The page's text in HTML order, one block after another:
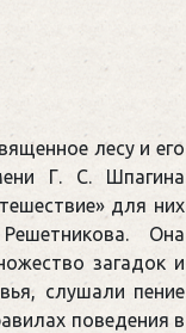
лесу и его
Г. С. Шпагина
для них
Она
загадок и
слушали пение
поведения в